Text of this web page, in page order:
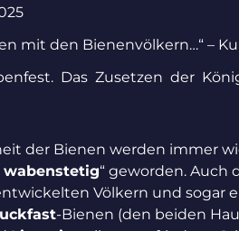
mit den Bienenvölkern…“ –
Das Zusetzen der
der Bienen werden immer
“ geworden. Auch
Völkern und sogar
-Bienen (den beiden